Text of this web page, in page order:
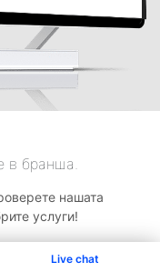
Live chat
в бранша.
нашата
услуги!